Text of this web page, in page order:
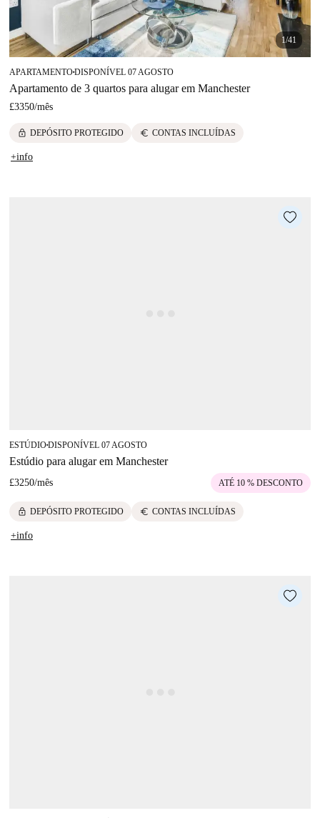
1/41
APARTAMENTO■DISPONÍVEL 07 AGOSTO
Apartamento de 3 quartos para alugar em Manchester
£3350/mês
lock DEPÓSITO PROTEGIDO euro CONTAS INCLUÍDAS
+info
ESTÚDIO■DISPONÍVEL 07 AGOSTO
Estúdio para alugar em Manchester
£3250/mês ATÉ 10 % DESCONTO
lock DEPÓSITO PROTEGIDO euro CONTAS INCLUÍDAS
+info